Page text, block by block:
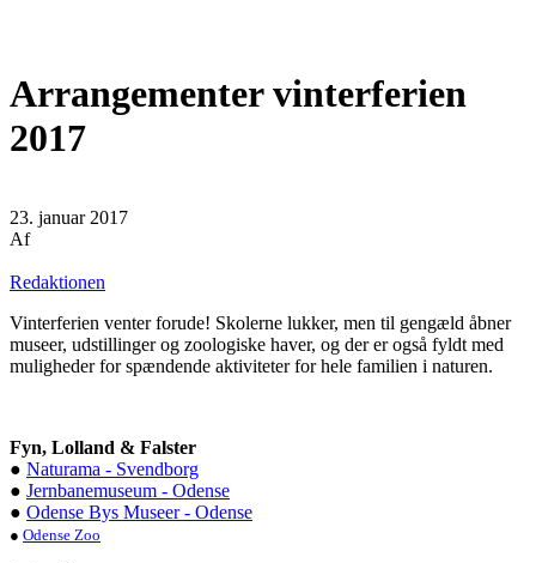
Arrangementer vinterferien
2017
23. januar 2017
Af
Redaktionen
Vinterferien venter forude! Skolerne lukker, men til gengæld åbner
museer, udstillinger og zoologiske haver, og der er også fyldt med
muligheder for spændende aktiviteter for hele familien i naturen.
Fyn, Lolland & Falster
● Naturama - Svendborg
● Jernbanemuseum - Odense
● Odense Bys Museer - Odense
● Odense Zoo